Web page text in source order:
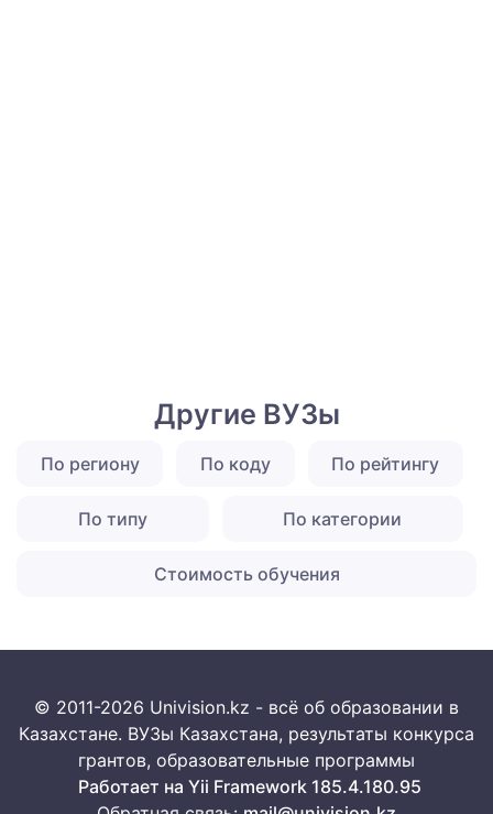
Другие ВУЗы
По региону По коду По рейтингу
По типу По категории
Стоимость обучения
© 2011-2026 Univision.kz - всё об образовании в
Казахстане. ВУЗы Казахстана, результаты конкурса
грантов, образовательные программы
Работает на Yii Framework 185.4.180.95